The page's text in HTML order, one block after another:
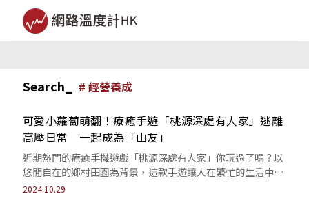
Search_ # 經營養成
可愛小蘿蔔萌翻！療癒手遊「桃源深處有人家」逃離
高壓日常 一起成為「山友」
近期熱門的療癒手機遊戲「桃源深處有人家」你玩過了嗎？以
悠閒自在的鄉村田園為背景，這款手遊讓人在繁忙的生活中體
會到心靈祥和的美好。遊戲中有著超萌的...
2024.10.29